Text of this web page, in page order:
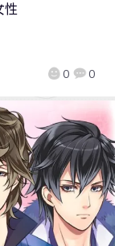
0 0
性